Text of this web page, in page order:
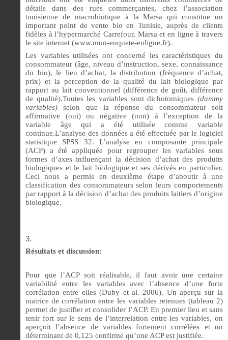
détails dans des rues commerçantes, chez l’association
tunisienne de macrobiotique à la Marsa qui constitue un
important point de vente bio en Tunisie, auprès de clients
fidèles à l’hypermarché Carrefour, Marsa et en ligne à travers
le site internet (www.mon-enquete-enligne.fr).
Les variables utilisées ont concerné les caractéristiques du
consommateur (âge, niveau d’instruction, sexe, connaissance
du bio), le lieu d’achat, la distribution (fréquence d’achat,
prix) et la perception de la qualité du lait biologique par
rapport au lait conventionnel (différence de goût, différence
de qualité).Toutes les variables sont dichotomiques (dummy
variables) selon que la réponse du consommateur soit
affirmative (oui) ou négative (non) à l’exception de la
variable âge qui a été utilisée comme variable
continue.L’analyse des données a été effectuée par le logiciel
statistique SPSS 32. L’analyse en composante principale
(ACP) a été appliquée pour regrouper les variables sous
formes d’axes influençant la décision d’achat des produits
biologiques et le lait biologique et ses dérivés en particulier.
Ceci nous a permis en deuxième étape d’aboutir à une
classification des consommateurs selon leurs comportements
par rapport à la décision d’achat des produits laitiers d’origine
biologique.
Résultats et discussion:
Pour que l’ACP soit réalisable, il faut avoir une certaine
variabilité entre les variables avec l’absence d’une forte
corrélation entre elles (Duby et al. 2006). Un aperçu sur la
matrice de corrélation entre les variables retenues (tableau 2)
permet de justifier et consolider l’ACP. En premier lieu et sans
tenir fort sur le sens de l’interrelation entre les variables, on
aperçoit l’absence de variables fortement corrélées et un
déterminant de 0,125 confirme qu’une ACP est justifiée.